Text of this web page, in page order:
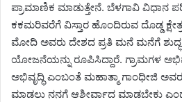
ಪ್ರಾಮಾಣಿಕ ಮಾಡುತ್ತೇನೆ. ಬೆಳಗಾವಿ ವಿಧಾನ
ಕಕಮರಿವರೆಗೆ ವಿಸ್ತಾರ ಹೊಂದಿರುವ ದೊಡ್ಡ
ಮೋದಿ ಅವರು ದೇಶದ ಪ್ರತಿ ಮನೆ ಮನೆಗೆ
ಯೋಜನೆಯನ್ನು ರೂಪಿಸಿದ್ದಾರೆ. ಗ್ರಾಮಗಳ
ಅಭಿವೃದ್ಧಿ ಎಂಬಂತೆ ಮಹಾತ್ಮಾ ಗಾಂಧೀಜಿ
ಮಾಡಲು ನನಗೆ ಆಶೀರ್ವಾದ ಮಾಡಬೇಕು